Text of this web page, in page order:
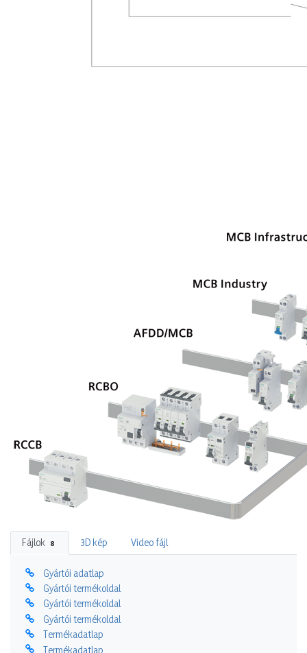
Fájlok 8 3D kép Video fájl
Gyártói adatlap
Gyártói termékoldal
Gyártói termékoldal
Gyártói termékoldal
Termékadatlap
Termékadatlap